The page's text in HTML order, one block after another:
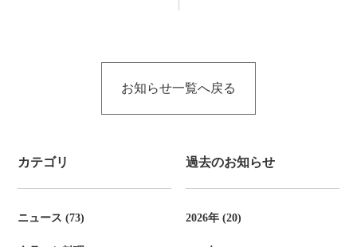
ボディケア＆エステ アクセス
お知らせ お問い合わせ
086-229-3900
ク
お知らせ一覧へ戻る
カテゴリ
ニュース (73)
過去のお知らせ
2026年 (20)